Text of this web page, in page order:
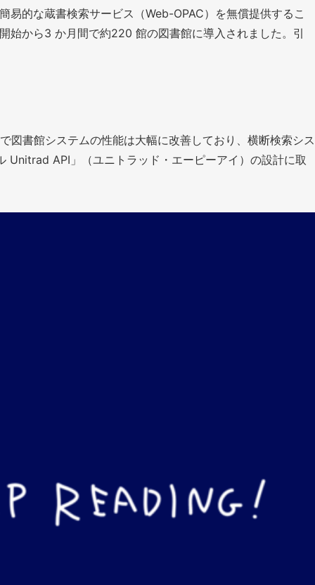
的な蔵書検索サービス（Web-OPAC）を無償提供するこ
始から3 か月間で約220 館の図書館に導入されました。引
図書館システムの性能は大幅に改善しており、横断検索シス
Unitrad API」（ユニトラッド・エーピーアイ）の設計に取